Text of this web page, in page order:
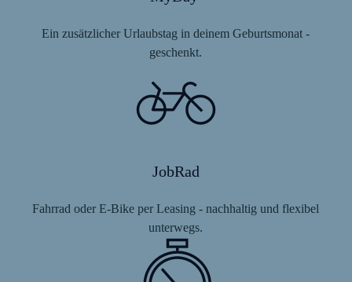
Ein zusätzlicher Urlaubstag in deinem Geburtsmonat -
geschenkt.
JobRad
Fahrrad oder E-Bike per Leasing - nachhaltig und flexibel
unterwegs.